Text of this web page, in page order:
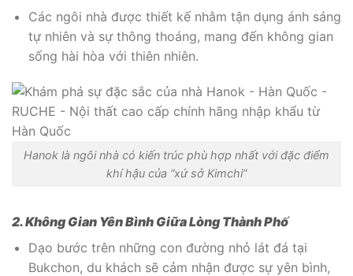
Các ngôi nhà được thiết kế nhằm tận dụng ánh sáng
tự nhiên và sự thông thoáng, mang đến không gian
sống hài hòa với thiên nhiên.
Hanok là ngôi nhà có kiến trúc phù hợp nhất với đặc điểm
khí hậu của “xứ sở Kimchi”
2. Không Gian Yên Bình Giữa Lòng Thành Phố
Dạo bước trên những con đường nhỏ lát đá tại
Bukchon, du khách sẽ cảm nhận được sự yên bình,